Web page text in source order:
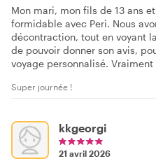
Mon mari, mon fils de 13 ans
formidable avec Peri. Nous
décontraction, tout en voyant
de pouvoir donner son avis,
voyage personnalisé.
Super journée !
kkgeorgi
21 avril 2026